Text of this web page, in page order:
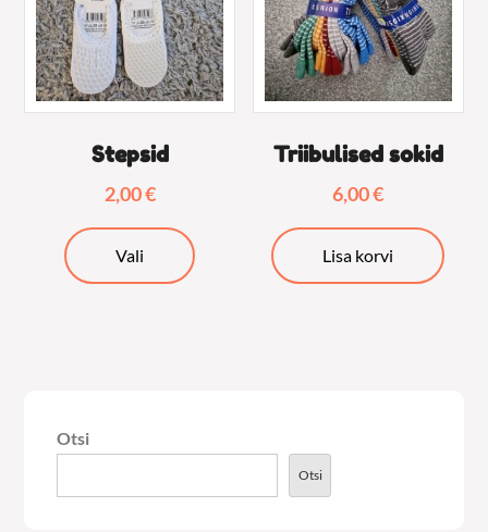
teha
Stepsid
2,00€
Vali
tootel
Triibulised sokid
6,00€
Lisa korvi
Otsi
Otsi